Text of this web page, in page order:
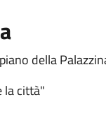
della
la città"